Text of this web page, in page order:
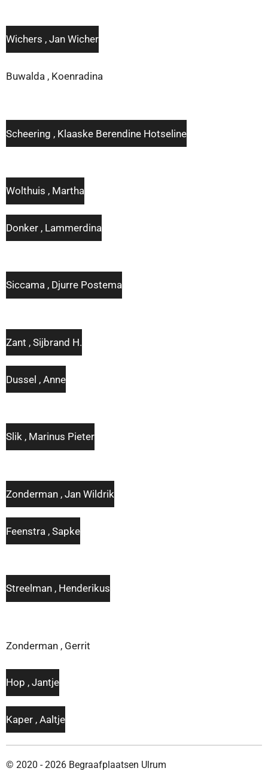
Wichers , Jan Wicher
Buwalda , Koenradina
Scheering , Klaaske Berendine Hotseline
Wolthuis , Martha
Donker , Lammerdina
Siccama , Djurre Postema
Zant , Sijbrand H.
Dussel , Anne
Slik , Marinus Pieter
Zonderman , Jan Wildrik
Feenstra , Sapke
Streelman , Henderikus
Zonderman , Gerrit
Hop , Jantje
Kaper , Aaltje
© 2020 - 2026 Begraafplaatsen Ulrum